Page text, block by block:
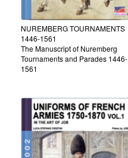
NUREMBERG TOURNAMENTS
1446-1561
The Manuscript of Nuremberg
Tournaments and Parades 1446-
1561